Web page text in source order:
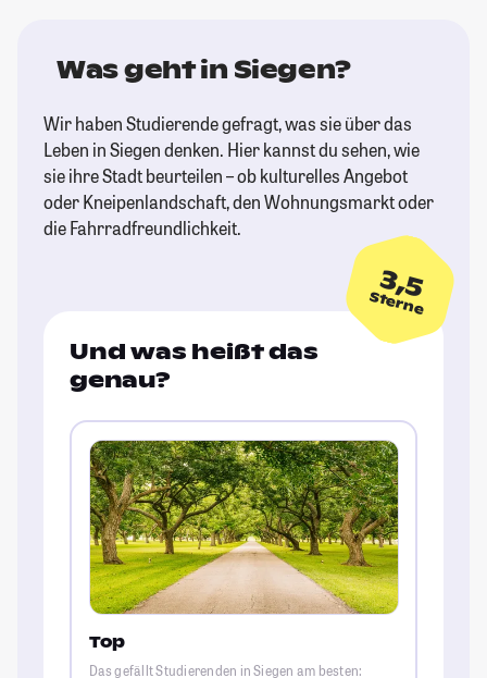
Was geht in Siegen?
Wir haben Studierende gefragt, was sie über das
Leben in Siegen denken. Hier kannst du sehen, wie
sie ihre Stadt beurteilen – ob kulturelles Angebot
oder Kneipenlandschaft, den Wohnungsmarkt oder
die Fahrradfreundlichkeit.
3,5
Sterne
Und was heißt das
genau?
Top
Das gefällt Studierenden in Siegen am besten: